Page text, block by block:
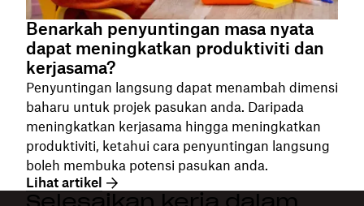
Benarkah penyuntingan masa nyata
dapat meningkatkan produktiviti dan
kerjasama?
Penyuntingan langsung dapat menambah dimensi
baharu untuk projek pasukan anda. Daripada
meningkatkan kerjasama hingga meningkatkan
produktiviti, ketahui cara penyuntingan langsung
boleh membuka potensi pasukan anda.
Lihat artikel